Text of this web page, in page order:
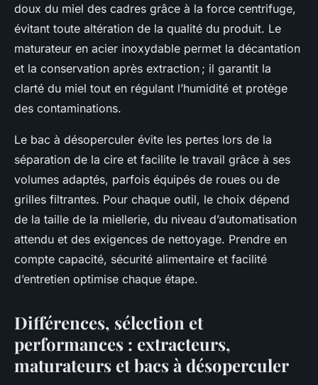
doux du miel des cadres grâce à la force centrifuge,
évitant toute altération de la qualité du produit. Le
maturateur en acier inoxydable permet la décantation
et la conservation après extraction ; il garantit la
clarté du miel tout en régulant l’humidité et protège
des contaminations.
Le bac à désoperculer évite les pertes lors de la
séparation de la cire et facilite le travail grâce à ses
volumes adaptés, parfois équipés de roues ou de
grilles filtrantes. Pour chaque outil, le choix dépend
de la taille de la miellerie, du niveau d’automatisation
attendu et des exigences de nettoyage. Prendre en
compte capacité, sécurité alimentaire et facilité
d’entretien optimise chaque étape.
Différences, sélection et
performances : extracteurs,
maturateurs et bacs à désoperculer